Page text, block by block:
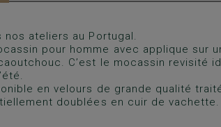
ateliers au Portugal.
pour homme avec applique sur
C’est le mocassin revisité
en velours de grande qualité
doublées en cuir de vachette.